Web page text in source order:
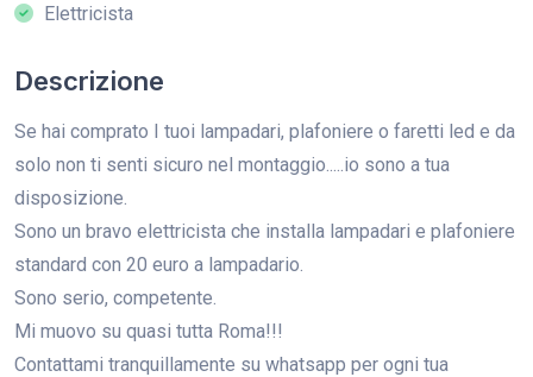
Elettricista
Descrizione
Se hai comprato I tuoi lampadari, plafoniere o faretti led e da
solo non ti senti sicuro nel montaggio.....io sono a tua
disposizione.
Sono un bravo elettricista che installa lampadari e plafoniere
standard con 20 euro a lampadario.
Sono serio, competente.
Mi muovo su quasi tutta Roma!!!
Contattami tranquillamente su whatsapp per ogni tua